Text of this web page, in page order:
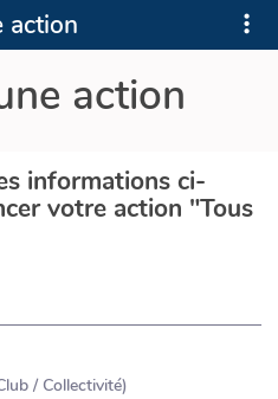
action
action
informations ci-
votre action "Tous
/ Collectivité)